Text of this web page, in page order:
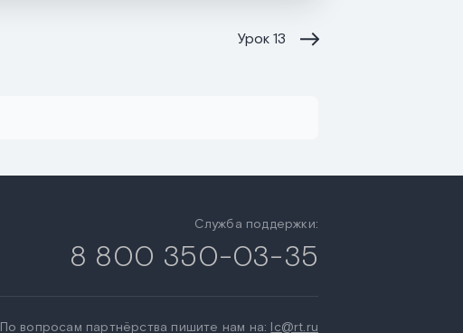
Урок13
Служба поддержки:
8 800 350-03-35
По вопросам партнёрства пишите нам на: lc@rt.ru